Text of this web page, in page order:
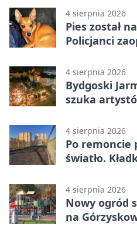
4 sierpnia 2026
Pies został
Policjanci
4 sierpnia 2026
Bydgoski
szuka
4 sierpnia 2026
Po remoncie
światło.
4 sierpnia 2026
Nowy ogród
na